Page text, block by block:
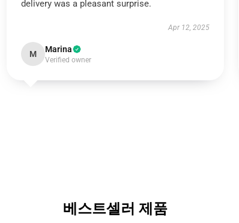
delivery was a pleasant surprise.
Apr 12, 2025
M Marina
Verified owner
베스트셀러 제품